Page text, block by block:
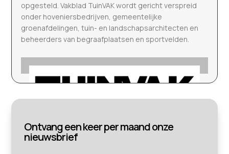
opgesteld. Vakblad TuinVAK wordt gericht verspreid
onder hoveniersbedrijven, gemeentelijke
groenafdelingen, tuin- en landschapsarchitecten en
beheerders van begraafplaatsen en sportvelden.
Ontvang een keer per maand onze
nieuwsbrief